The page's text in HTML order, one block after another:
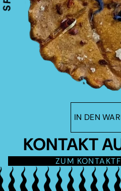
IN DEN
KONTAKT
ZUM